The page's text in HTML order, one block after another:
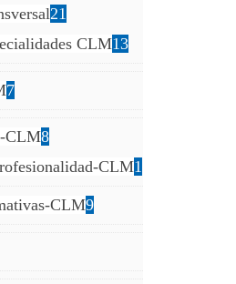
21
CLM13
7
CLM8
CLM1
CLM9